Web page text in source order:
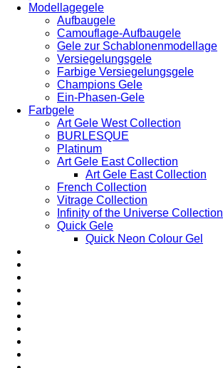
Modellagegele
Aufbaugele
Camouflage-Aufbaugele
Gele zur Schablonenmodellage
Versiegelungsgele
Farbige Versiegelungsgele
Champions Gele
Ein-Phasen-Gele
Farbgele
Art Gele West Collection
BURLESQUE
Platinum
Art Gele East Collection
Art Gele East Collection
French Collection
Vitrage Collection
Infinity of the Universe Collection
Quick Gele
Quick Neon Colour Gel